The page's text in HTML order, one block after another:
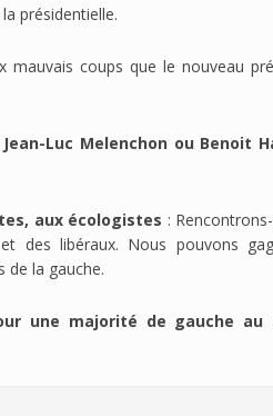
présidentielle.
coups que le nouveau
Luc Melenchon ou Benoit
aux écologistes :
des libéraux. Nous pouvons
de la gauche.
une majorité de gauche au